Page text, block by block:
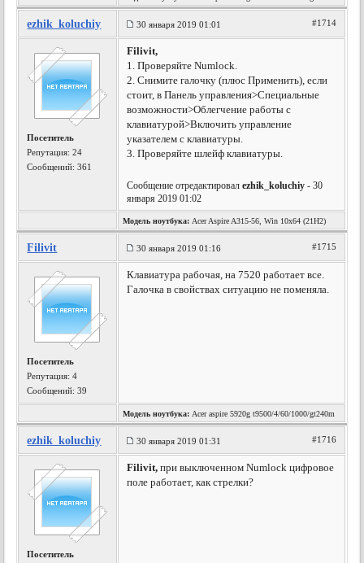
ezhik_koluchiy 30 января 2019 01:01 #1714
Посетитель
Репутация:24
Сообщений: 361
Filivit,
1. Проверяйте Numlock.
2. Снимите галочку (плюс Применить), если
стоит, в Панель управления>Специальные
возможности>Облегчение работы с
клавиатурой>Включить управление
указателем с клавиатуры.
3. Проверяйте шлейф клавиатуры.
Сообщение отредактировалezhik_koluchiy - 30
января 2019 01:02
Модель ноутбука: Acer Aspire A315-56, Win 10x64 (21H2)
Filivit 30 января 2019 01:16 #1715
Посетитель
Репутация:4
Сообщений: 39
Клавиатура рабочая, на 7520 работает все.
Галочка в свойствах ситуацию не поменяла.
Модель ноутбука: Acer aspire 5920g t9500/4/60/1000/gt240m
ezhik_koluchiy 30 января 2019 01:31 #1716
Посетитель
Filivit, при выключенном Numlock цифровое
поле работает, как стрелки?